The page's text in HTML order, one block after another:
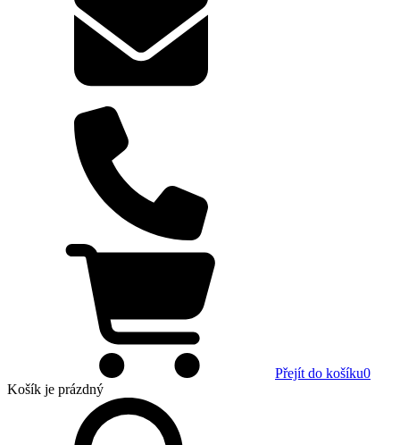
Přejít do košíku0
Košík je prázdný